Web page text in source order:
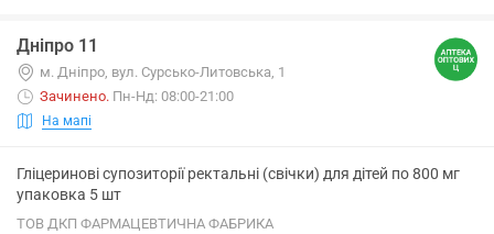
Дніпро 11
м. Дніпро, вул. Сурсько-Литовська, 1
Зачинено. Пн-Нд: 08:00-21:00
На мапі
Гліцеринові супозиторії ректальні (свічки) для дітей по 800 мг
упаковка 5 шт
ТОВ ДКП ФАРМАЦЕВТИЧНА ФАБРИКА